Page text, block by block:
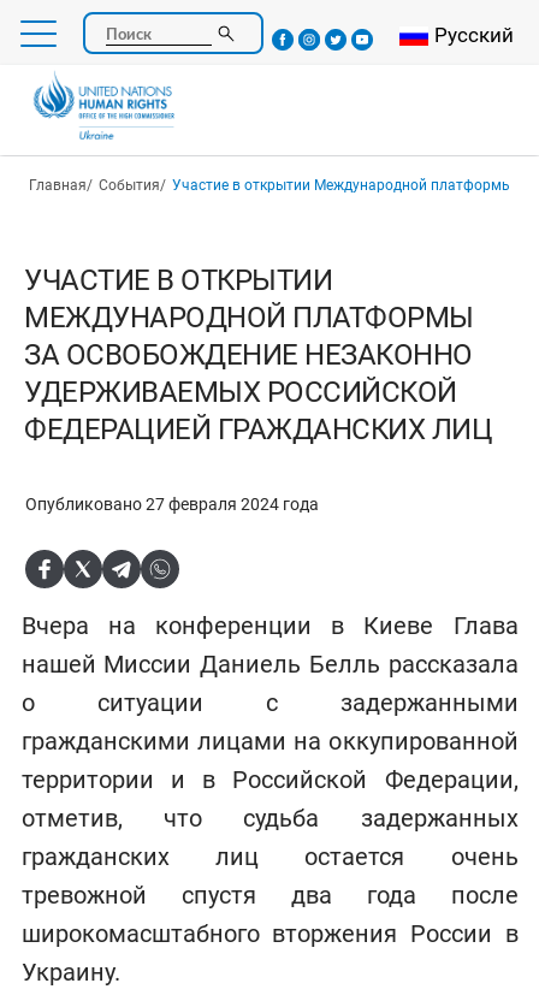
Перейти
основному
содержанию
Поиск Select your
Русский
Строка навигации
Главная События Участие в открытии Международной платформы за освобождение незаконно удерживаемых Российской
УЧАСТИЕ В ОТКРЫТИИ
МЕЖДУНАРОДНОЙ ПЛАТФОРМЫ
ЗА ОСВОБОЖДЕНИЕ НЕЗАКОННО
УДЕРЖИВАЕМЫХ РОССИЙСКОЙ
ФЕДЕРАЦИЕЙ ГРАЖДАНСКИХ ЛИЦ
Опубликовано 27 февраля 2024 года
Вчера на конференции в Киеве Глава
нашей Миссии Даниель Белль рассказала
о ситуации с задержанными
гражданскими лицами на оккупированной
территории и в Российской Федерации,
отметив, что судьба задержанных
гражданских лиц остается очень
тревожной спустя два года после
широкомасштабного вторжения России в
Украину.